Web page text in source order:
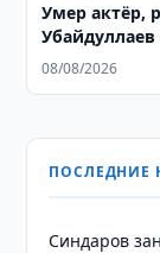
Умер актёр,
Убайдуллаев
08/08/2026
ПОСЛЕДНИЕ
Синдаров